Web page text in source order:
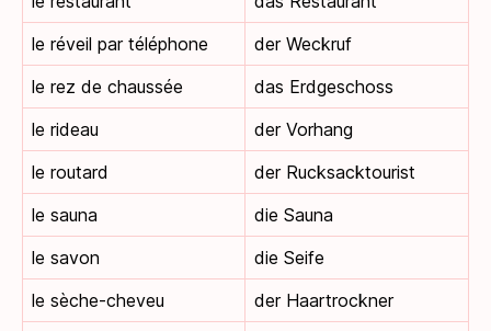
le réveil par téléphone
der Weckruf
le rez de chaussée
das Erdgeschoss
le rideau
der Vorhang
le routard
der Rucksacktourist
le sauna
die Sauna
le savon
die Seife
le sèche-cheveu
der Haartrockner